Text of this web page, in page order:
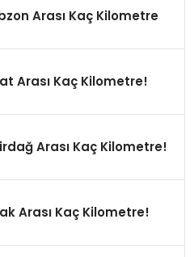
Arası Kaç Kilometre
Arası Kaç Kilometre!
Arası Kaç Kilometre!
Arası Kaç Kilometre!